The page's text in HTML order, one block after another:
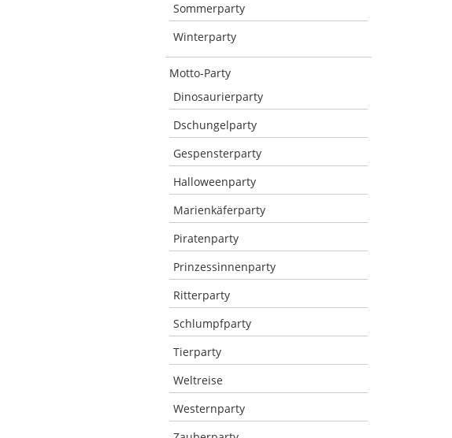
Sommerparty
Winterparty
Motto-Party
Dinosaurierparty
Dschungelparty
Gespensterparty
Halloweenparty
Marienkäferparty
Piratenparty
Prinzessinnenparty
Ritterparty
Schlumpfparty
Tierparty
Weltreise
Westernparty